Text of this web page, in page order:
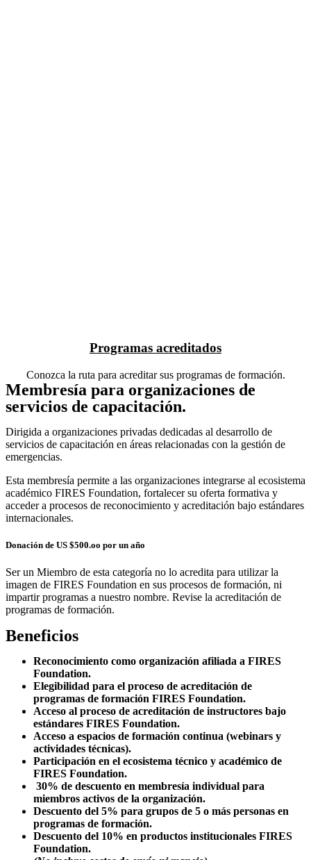
Programas acreditados
Conozca la ruta para acreditar sus programas de formación.
Membresía para organizaciones de
servicios de capacitación.
Dirigida a organizaciones privadas dedicadas al desarrollo de
servicios de capacitación en áreas relacionadas con la gestión de
emergencias.
Esta membresía permite a las organizaciones integrarse al ecosistema
académico FIRES Foundation, fortalecer su oferta formativa y
acceder a procesos de reconocimiento y acreditación bajo estándares
internacionales.
Donación de US $500.oo por un año
Ser un Miembro de esta categoría no lo acredita para utilizar la
imagen de FIRES Foundation en sus procesos de formación, ni
impartir programas a nuestro nombre. Revise la acreditación de
programas de formación.
Beneficios
Reconocimiento como organización afiliada a FIRES
Foundation.
Elegibilidad para el proceso de acreditación de
programas de formación FIRES Foundation.
Acceso al proceso de acreditación de instructores bajo
estándares FIRES Foundation.
Acceso a espacios de formación continua (webinars y
actividades técnicas).
Participación en el ecosistema técnico y académico de
FIRES Foundation.
30% de descuento en membresía individual para
miembros activos de la organización.
Descuento del 5% para grupos de 5 o más personas en
programas de formación.
Descuento del 10% en productos institucionales FIRES
Foundation.